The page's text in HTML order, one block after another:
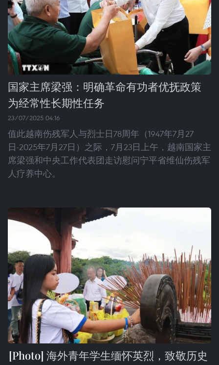
国家主席梁强：明确革命有功者优抚政策
为经常性长期性任务
23/07/2025 04:16
值此越南伤残军人与烈士日78周年（1947年7月27
日-2025年7月27日）之际，7月23日上午，越南国家主
席梁强和中央工作代表团走访慰问宁平省维仙伤残军
人疗养中心。
海外青年学生缅怀英烈，致敬历史